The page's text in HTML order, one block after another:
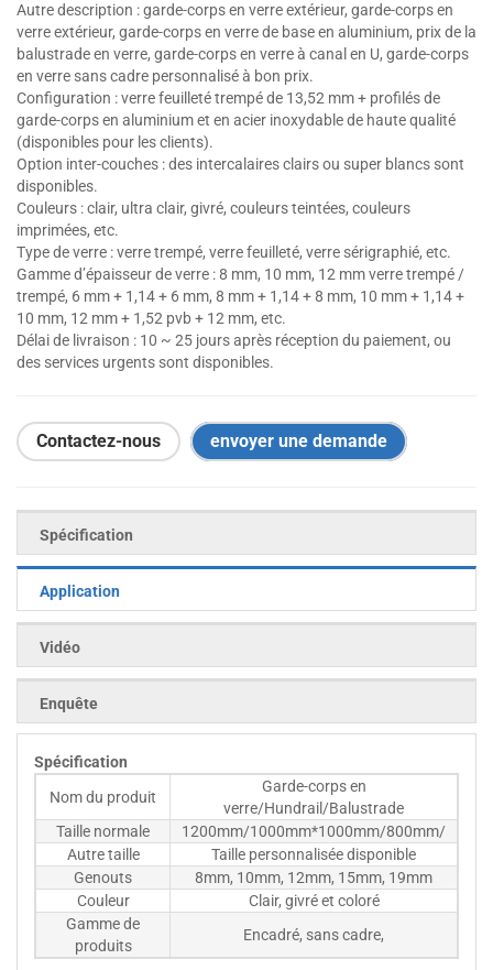
Autre description : garde-corps en verre extérieur, garde-corps en
verre extérieur, garde-corps en verre de base en aluminium, prix de la
balustrade en verre, garde-corps en verre à canal en U, garde-corps
en verre sans cadre personnalisé à bon prix.
Configuration : verre feuilleté trempé de 13,52 mm + profilés de
garde-corps en aluminium et en acier inoxydable de haute qualité
(disponibles pour les clients).
Option inter-couches : des intercalaires clairs ou super blancs sont
disponibles.
Couleurs : clair, ultra clair, givré, couleurs teintées, couleurs
imprimées, etc.
Type de verre : verre trempé, verre feuilleté, verre sérigraphié, etc.
Gamme d’épaisseur de verre : 8 mm, 10 mm, 12 mm verre trempé /
trempé, 6 mm + 1,14 + 6 mm, 8 mm + 1,14 + 8 mm, 10 mm + 1,14 +
10 mm, 12 mm + 1,52 pvb + 12 mm, etc.
Délai de livraison : 10 ~ 25 jours après réception du paiement, ou
des services urgents sont disponibles.
Contactez-nous envoyer une demande
Spécification
Application
Vidéo
Enquête
Spécification
Nom du produit
Garde-corps en
verre/Hundrail/Balustrade
Taille normale
1200mm/1000mm*1000mm/800mm/
Autre taille
Taille personnalisée disponible
Genouts
8mm, 10mm, 12mm, 15mm, 19mm
Couleur
Clair, givré et coloré
Gamme de
produits
Encadré, sans cadre,